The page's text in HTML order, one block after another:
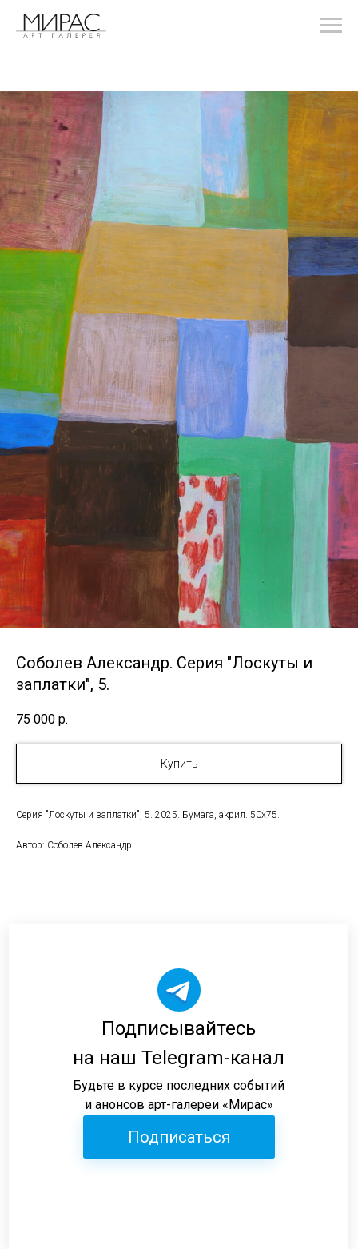
Соболев Александр. Серия "Лоскуты и
заплатки", 5.
75 000 р.
Купить
Серия "Лоскуты и заплатки", 5. 2025. Бумага, акрил. 50х75.
Автор: Соболев Александр
Подписывайтесь
на наш Telegram-канал
Будьте в курсе последних событий
и анонсов арт-галереи «Мирас»
Подписаться